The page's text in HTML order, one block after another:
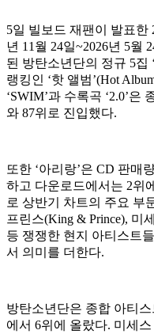
5일 빌보드 재팬이 발표한
년 11월 24일~2026년 5월
된 방탄소년단의 정규 5집
랭킹인 ‘핫 앨범’(Hot
‘SWIM’과 수록곡 ‘2.0’은
와 87위로 진입했다.
또한 ‘아리랑’은 CD 판매
하고 다운로드에서는 2위
로 상반기 차트의 주요 부
프린스(King & Prince), 미
등 쟁쟁한 현지 아티스트
서 의미를 더한다.
방탄소년단은 종합 아티스
에서 6위에 올랐다. 미세스